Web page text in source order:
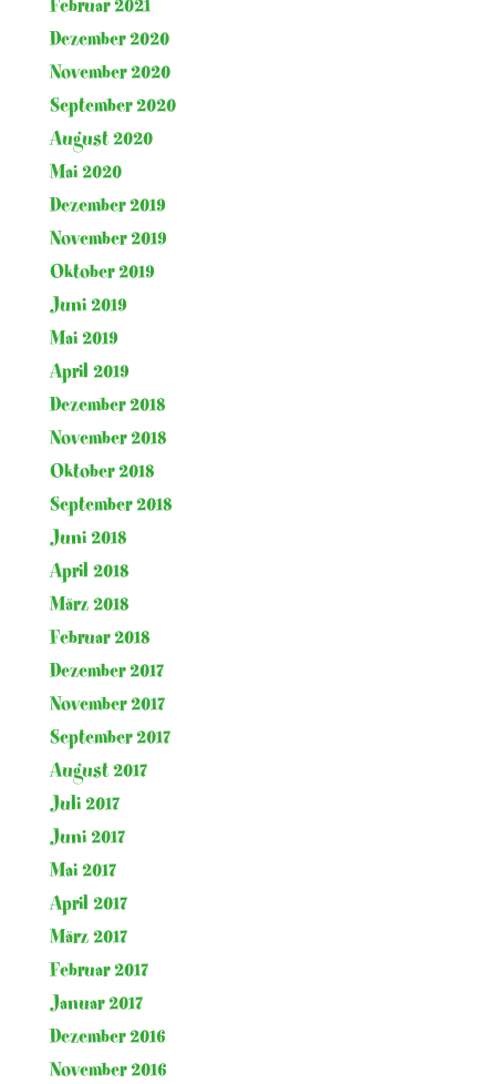
Februar 2021
Dezember 2020
November 2020
September 2020
August 2020
Mai 2020
Dezember 2019
November 2019
Oktober 2019
Juni 2019
Mai 2019
April 2019
Dezember 2018
November 2018
Oktober 2018
September 2018
Juni 2018
April 2018
März 2018
Februar 2018
Dezember 2017
November 2017
September 2017
August 2017
Juli 2017
Juni 2017
Mai 2017
April 2017
März 2017
Februar 2017
Januar 2017
Dezember 2016
November 2016